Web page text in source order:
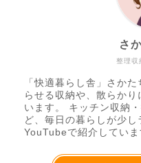
整理収
さ
「快適暮らし舎」さか
らせる収納や、散らか
います。 キッチン収納
ど、毎日の暮らしが少
YouTubeで紹介していま